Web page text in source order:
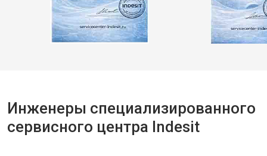
Инженеры специализированного
сервисного центра Indesit